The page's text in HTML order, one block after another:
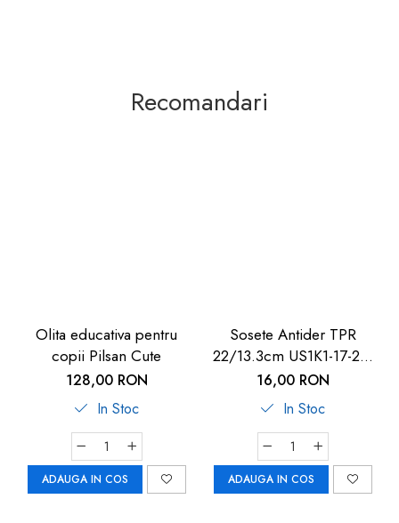
Recomandari
Olita educativa pentru
copii Pilsan Cute
128,00 RON
In Stoc
ADAUGA IN COS
Sosete Antider TPR
22/13.3cm US1K1-17-22,
U-Grow
16,00 RON
In Stoc
ADAUGA IN COS